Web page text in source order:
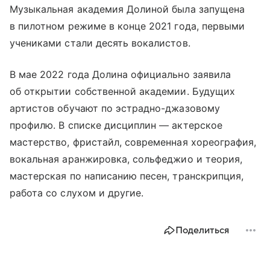
Музыкальная академия Долиной была запущена
в пилотном режиме в конце 2021 года, первыми
учениками стали десять вокалистов.
В мае 2022 года Долина официально заявила
об открытии собственной академии. Будущих
артистов обучают по эстрадно-джазовому
профилю. В списке дисциплин — актерское
мастерство, фристайл, современная хореография,
вокальная аранжировка, сольфеджио и теория,
мастерская по написанию песен, транскрипция,
работа со слухом и другие.
Поделиться